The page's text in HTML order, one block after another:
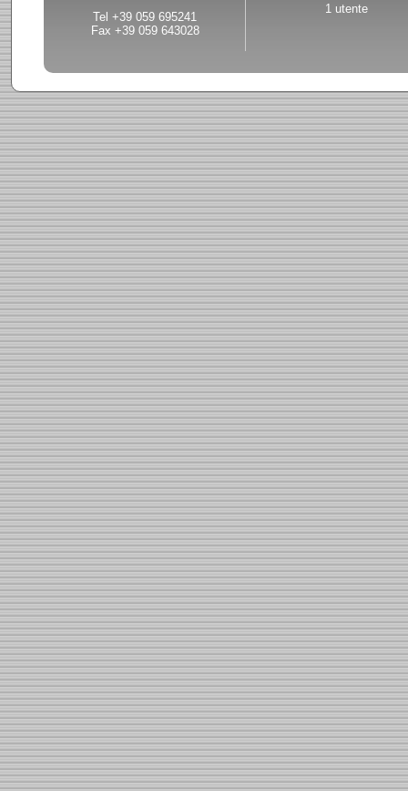
1 utente
Tel +39 059 695241
Fax +39 059 643028